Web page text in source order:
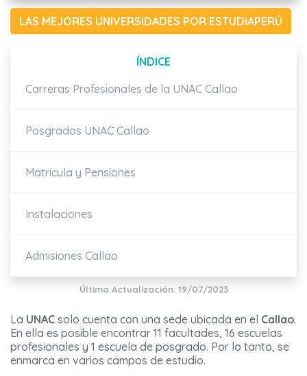
LAS MEJORES UNIVERSIDADES POR ESTUDIAPERÚ
ÍNDICE
Carreras Profesionales de la UNAC Callao
Posgrados UNAC Callao
Matrícula y Pensiones
Instalaciones
Admisiones Callao
Última Actualización: 19/07/2023
La UNAC solo cuenta con una sede ubicada en el Callao.
En ella es posible encontrar 11 facultades, 16 escuelas
profesionales y 1 escuela de posgrado. Por lo tanto, se
enmarca en varios campos de estudio.